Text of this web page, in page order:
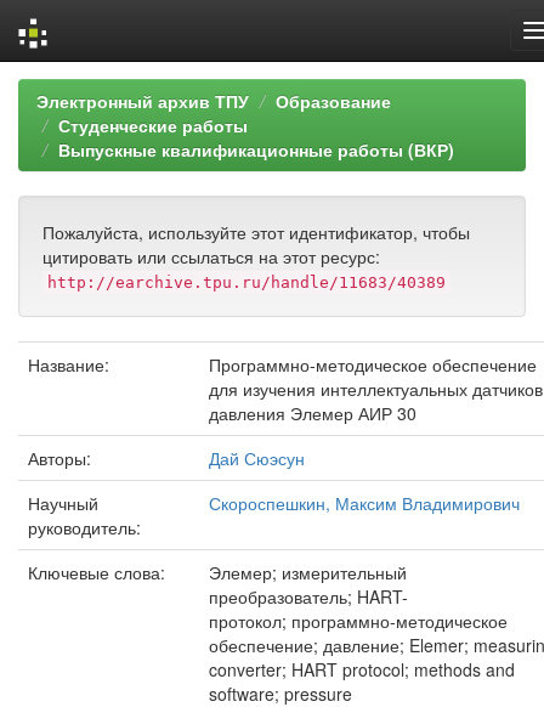
Skip
navigation
Электронный архив ТПУ
Образование
Студенческие работы
Выпускные квалификационные работы (ВКР)
Пожалуйста, используйте этот идентификатор, чтобы
цитировать или ссылаться на этот ресурс:
http://earchive.tpu.ru/handle/11683/40389
Название:
Программно-методическое обеспечение
для изучения интеллектуальных датчиков
давления Элемер АИР 30
Авторы:
Дай Сюэсун
Научный
руководитель:
Скороспешкин, Максим Владимирович
Ключевые слова:
Элемер; измерительный
преобразователь; HART-
протокол; программно-методическое
обеспечение; давление; Elemer;
converter; HART protocol; methods and
software; pressure